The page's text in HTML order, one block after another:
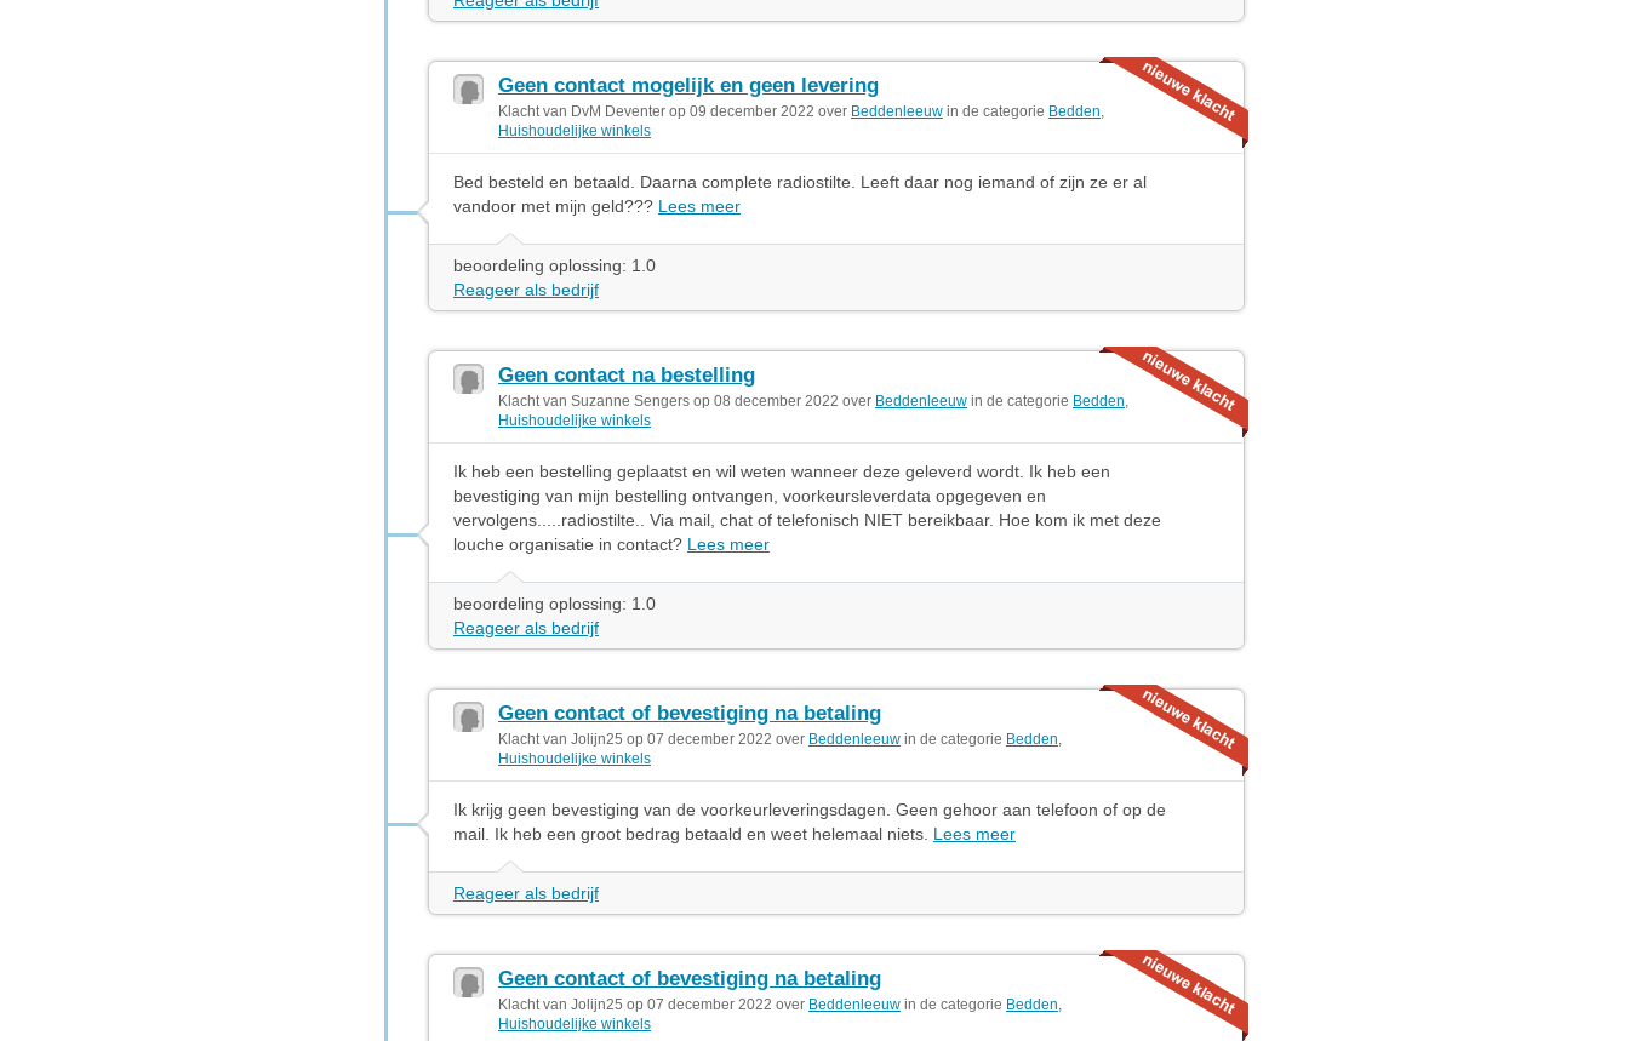
Geen contact mogelijk en geen levering
Klacht van DvM Deventer op 09 december 2022 over Beddenleeuw in de categorie Bedden,
Huishoudelijke winkels
Bed besteld en betaald. Daarna complete radiostilte. Leeft daar nog iemand of zijn ze er al
vandoor met mijn geld??? Lees meer
beoordeling oplossing: 1.0
Reageer als bedrijf
Geen contact na bestelling
Klacht van Suzanne Sengers op 08 december 2022 over Beddenleeuw in de categorie Bedden,
Huishoudelijke winkels
Ik heb een bestelling geplaatst en wil weten wanneer deze geleverd wordt. Ik heb een
bevestiging van mijn bestelling ontvangen, voorkeursleverdata opgegeven en
vervolgens.....radiostilte.. Via mail, chat of telefonisch NIET bereikbaar. Hoe kom ik met deze
louche organisatie in contact? Lees meer
beoordeling oplossing: 1.0
Reageer als bedrijf
Geen contact of bevestiging na betaling
Klacht van Jolijn25 op 07 december 2022 over Beddenleeuw in de categorie Bedden,
Huishoudelijke winkels
Ik krijg geen bevestiging van de voorkeurleveringsdagen. Geen gehoor aan telefoon of op de
mail. Ik heb een groot bedrag betaald en weet helemaal niets. Lees meer
Reageer als bedrijf
Geen contact of bevestiging na betaling
Klacht van Jolijn25 op 07 december 2022 over Beddenleeuw in de categorie Bedden,
Huishoudelijke winkels